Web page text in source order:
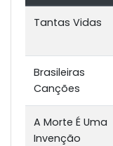
Tantas Vidas
Brasileiras
Canções
A Morte É Uma
Invenção